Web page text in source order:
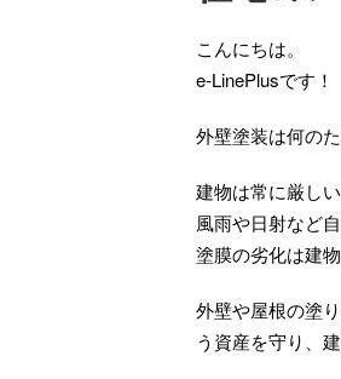
こんにちは。
e-LinePlusです！
外壁塗装は何の
建物は常に厳し
風雨や日射など
塗膜の劣化は建
外壁や屋根の塗
う資産を守り、